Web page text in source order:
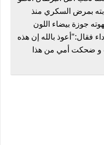
بمرض السكري منذ
جوزة بيضاء اللون
فقال:"أعوذ بالله إن هذه
و ضحكت أمي من هذا